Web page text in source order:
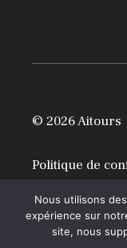
© 2026 Aitours
Politique de
Nous utilisons
expérience sur
site, nous